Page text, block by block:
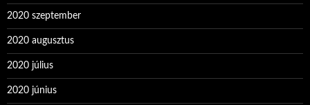
2020 szeptember
2020 augusztus
2020 július
2020 június